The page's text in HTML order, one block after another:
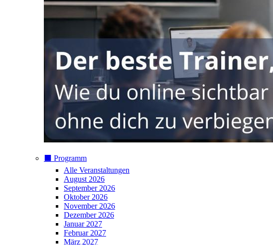
⬛️ Programm
Alle Veranstaltungen
August 2026
September 2026
Oktober 2026
November 2026
Dezember 2026
Januar 2027
Februar 2027
März 2027